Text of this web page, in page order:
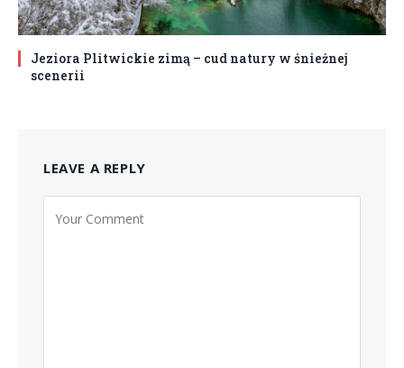
Jeziora Plitwickie zimą – cud natury w śnieżnej
scenerii
LEAVE A REPLY